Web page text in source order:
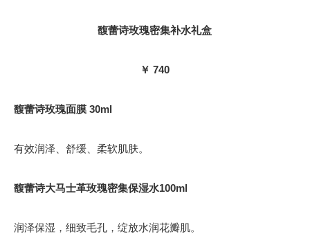
馥蕾诗玫瑰密集补水礼盒
￥ 740
馥蕾诗玫瑰面膜 30ml
有效润泽、舒缓、柔软肌肤。
馥蕾诗大马士革玫瑰密集保湿水100ml
润泽保湿，细致毛孔，绽放水润花瓣肌。